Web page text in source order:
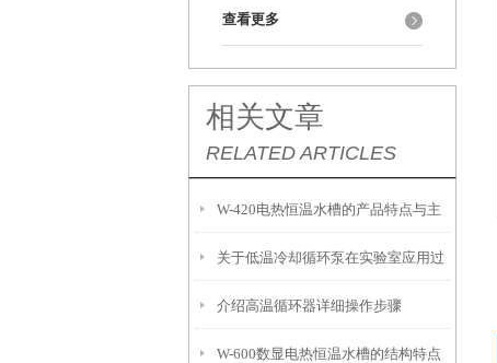
查看更多
相关文章
RELATED ARTICLES
W-420电热恒温水槽的产品特点与主
要特征概述
关于低温冷却循环泵在实验室应用过
程中的几个要点
介绍高温循环器详细操作步骤
W-600数显电热恒温水槽的结构特点